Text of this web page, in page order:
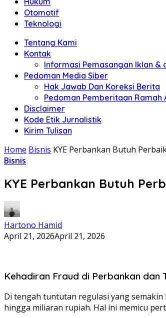
Otomotif
Teknologi
Tentang Kami
Kontak
Informasi Pemasangan Iklan &
Pedoman Media Siber
Hak Jawab Dan Koreksi Berita
Pedoman Pemberitaan Ramah
Disclaimer
Kode Etik Jurnalistik
Kirim Tulisan
Home Bisnis KYE Perbankan Butuh
Bisnis
KYE Perbankan Butuh
Hartono Hamid
April 21, 2026April 21, 2026
Kehadiran Fraud di Perbankan dan
Di tengah tuntutan regulasi yang
hingga miliaran rupiah. Hal ini memicu